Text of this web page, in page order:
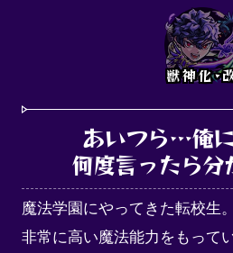
獣神化･
あいつら…俺
何度言ったら
魔法学園にやってきた転校生。
非常に高い魔法能力をもって